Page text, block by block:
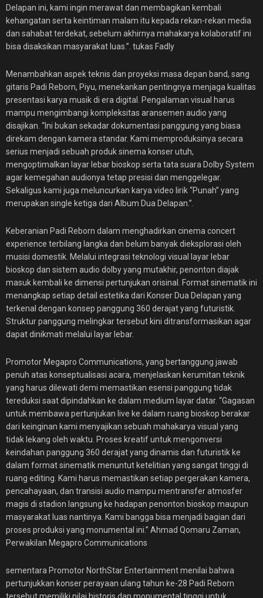
Delapan ini, kami ingin merawat dan membagikan kembali
kehangatan serta keintiman malam itu kepada rekan-rekan media
dan sahabat terdekat, sebelum akhirnya mahakarya kolaboratif ini
bisa disaksikan masyarakat luas.”. tukas Fadly
Menambahkan aspek teknis dan proyeksi masa depan band, sang
gitaris Padi Reborn, Piyu, menekankan pentingnya menjaga kualitas
presentasi karya musik di era digital. Pengalaman visual harus
mampu mengimbangi kompleksitas aransemen audio yang
disajikan. “Ini bukan sekadar dokumentasi panggung yang biasa
direkam dengan kamera standar. Kami memproduksinya secara
serius menjadi sebuah produk sinema konser utuh,
mengoptimalkan layar lebar bioskop serta tata suara Dolby System
agar kemegahan audionya tetap presisi dan menggelegar.
Sekaligus kami juga meluncurkan karya video lirik “Punah” yang
merupakan single ketiga dari Album Dua Delapan.”.
Keberanian Padi Reborn dalam menghadirkan cinema concert
experience terbilang langka dan belum banyak dieksplorasi oleh
musisi domestik. Melalui integrasi teknologi visual layar lebar
bioskop dan sistem audio dolby yang mutakhir, penonton diajak
masuk kembali ke dimensi pertunjukan orisinal. Format sinematik ini
menangkap setiap detail estetika dari Konser Dua Delapan yang
terkenal dengan konsep panggung 360 derajat yang futuristik.
Struktur panggung melingkar tersebut kini ditransformasikan agar
dapat dinikmati melalui layar lebar.
Promotor Megapro Communications, yang bertanggung jawab
penuh atas konseptualisasi acara, menjelaskan kerumitan teknik
yang harus dilewati demi memastikan esensi panggung tidak
tereduksi saat dipindahkan ke dalam medium layar datar. “Gagasan
untuk membawa pertunjukan live ke dalam ruang bioskop berakar
dari keinginan kami menyajikan sebuah mahakarya visual yang
tidak lekang oleh waktu. Proses kreatif untuk mengonversi
keindahan panggung 360 derajat yang dinamis dan futuristik ke
dalam format sinematik menuntut ketelitian yang sangat tinggi di
ruang editing. Kami harus memastikan setiap pergerakan kamera,
pencahayaan, dan transisi audio mampu mentransfer atmosfer
magis di stadion langsung ke hadapan penonton bioskop maupun
masyarakat luas nantinya. Kami bangga bisa menjadi bagian dari
proses produksi yang monumental ini.” Ahmad Qomaru Zaman,
Perwakilan Megapro Communications
sementara Promotor NorthStar Entertainment menilai bahwa
pertunjukkan konser perayaan ulang tahun ke-28 Padi Reborn